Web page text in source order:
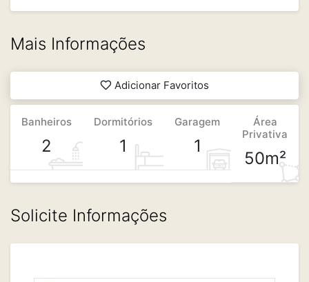
Mais Informações
Adicionar Favoritos
Banheiros
2
Dormitórios
1
Garagem
1
Área
Privativa
50m²
Solicite Informações